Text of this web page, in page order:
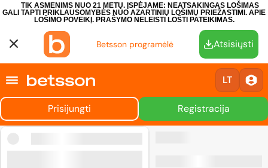
TIK ASMENIMS NUO 21 METŲ. ĮSPĖJAME: NEATSAKINGAS LOŠIMAS
GALI TAPTI PRIKLAUSOMYBĖS NUO AZARTINIŲ LOŠIMŲ PRIEŽASTIMI. APIE
LOŠIMO POVEIKĮ. PRAŠYMO NELEISTI LOŠTI PATEIKIMAS.
Betsson programėlė Atsisiųsti
LT
Prisijungti Registracija